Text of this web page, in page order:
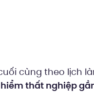
cùng theo lịch
thất nghiệp